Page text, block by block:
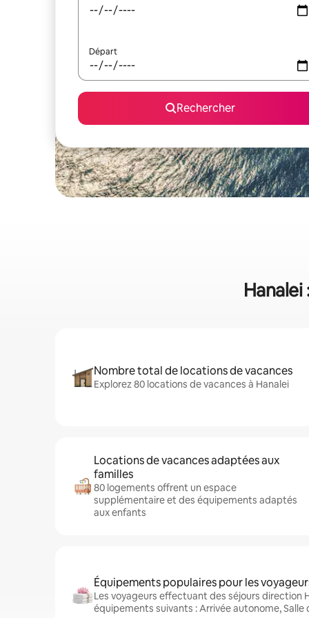
Départ
Rechercher
Nombre total de locations de vacances
Explorez 80 locations de vacances à Hanalei
Locations de vacances adaptées aux
familles
80 logements offrent un espace
supplémentaire et des équipements adaptés
aux enfants
Équipements populaires pour les
Les voyageurs effectuant des séjours direction
équipements suivants : Arrivée autonome,